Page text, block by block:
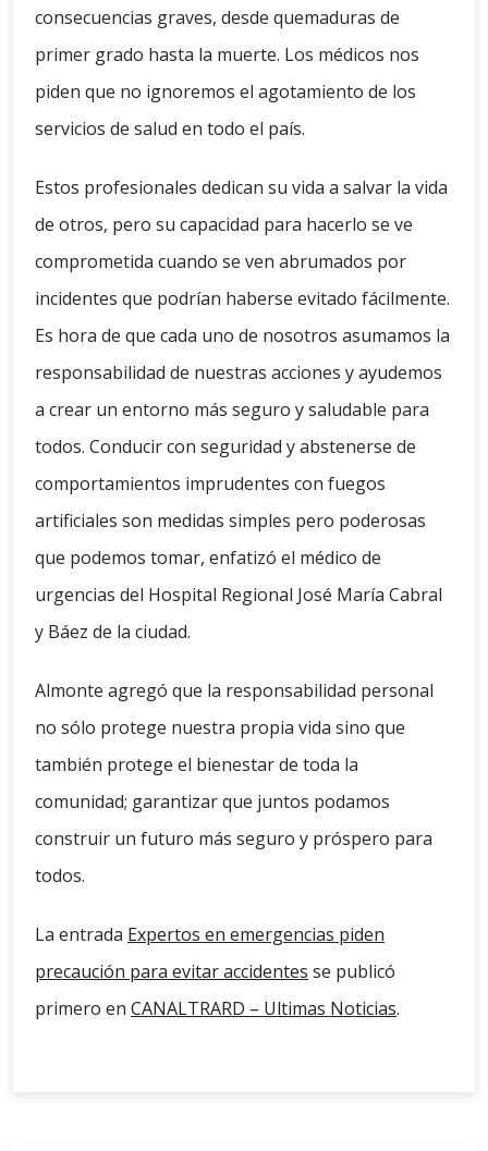
consecuencias graves, desde quemaduras de
primer grado hasta la muerte. Los médicos nos
piden que no ignoremos el agotamiento de los
servicios de salud en todo el país.
Estos profesionales dedican su vida a salvar la vida
de otros, pero su capacidad para hacerlo se ve
comprometida cuando se ven abrumados por
incidentes que podrían haberse evitado fácilmente.
Es hora de que cada uno de nosotros asumamos la
responsabilidad de nuestras acciones y ayudemos
a crear un entorno más seguro y saludable para
todos. Conducir con seguridad y abstenerse de
comportamientos imprudentes con fuegos
artificiales son medidas simples pero poderosas
que podemos tomar, enfatizó el médico de
urgencias del Hospital Regional José María Cabral
y Báez de la ciudad.
Almonte agregó que la responsabilidad personal
no sólo protege nuestra propia vida sino que
también protege el bienestar de toda la
comunidad; garantizar que juntos podamos
construir un futuro más seguro y próspero para
todos.
La entrada Expertos en emergencias piden
precaución para evitar accidentes se publicó
primero en CANALTRARD – Ultimas Noticias.